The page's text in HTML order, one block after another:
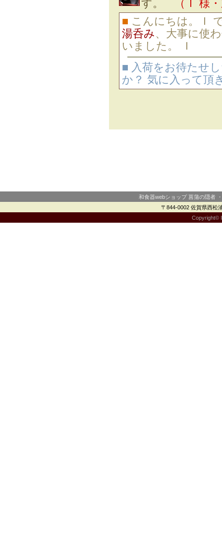
す。
（Ｉ 様
■ こんにちは。Ｉ
湯呑み、大事に使
いました。 Ｉ
■ 入荷をお待たせ
か？ 気に入って頂
和食器webショップ 菖蒲の隠者
〒844-0002 佐賀県西松
Copyright©